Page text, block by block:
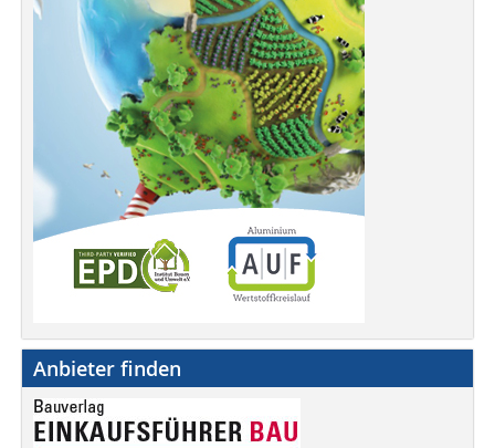
Anbieter finden